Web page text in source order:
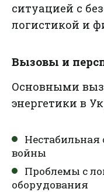
ситуацией с
логистикой и
Вызовы и
Основными
энергетики в
Нестабильная
войны
Проблемы с
оборудования